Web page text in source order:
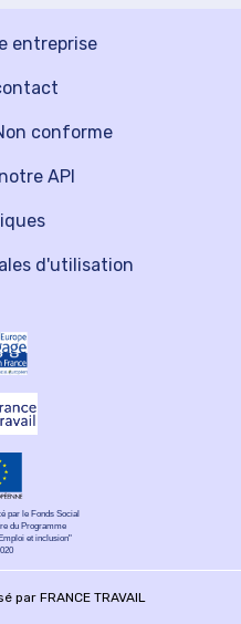
entreprise
API
conforme
d'utilisation
par le Fonds Social
du Programme
et inclusion"
FRANCE TRAVAIL